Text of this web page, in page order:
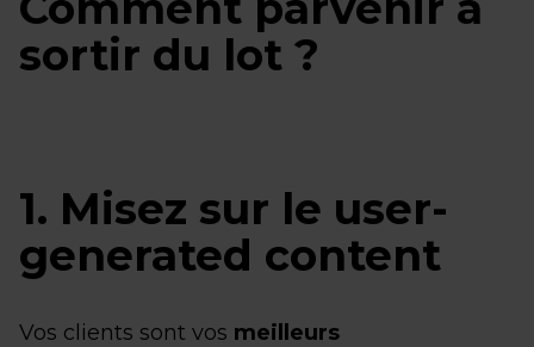
sortir du lot ?
1. Misez sur le user-
generated content
Vos clients sont vos meilleurs